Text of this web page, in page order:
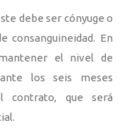
debe ser cónyuge o
consanguineidad. En
el nivel de
los seis meses
contrato, que será